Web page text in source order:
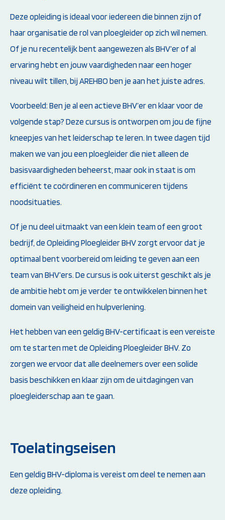
Deze opleiding is ideaal voor iedereen die binnen zijn of
haar organisatie de rol van ploegleider op zich wil nemen.
Of je nu recentelijk bent aangewezen als BHV’er of al
ervaring hebt en jouw vaardigheden naar een hoger
niveau wilt tillen, bij AREHBO ben je aan het juiste adres.
Voorbeeld: Ben je al een actieve BHV’er en klaar voor de
volgende stap? Deze cursus is ontworpen om jou de fijne
kneepjes van het leiderschap te leren. In twee dagen tijd
maken we van jou een ploegleider die niet alleen de
basisvaardigheden beheerst, maar ook in staat is om
efficiënt te coördineren en communiceren tijdens
noodsituaties.
Of je nu deel uitmaakt van een klein team of een groot
bedrijf, de Opleiding Ploegleider BHV zorgt ervoor dat je
optimaal bent voorbereid om leiding te geven aan een
team van BHV’ers. De cursus is ook uiterst geschikt als je
de ambitie hebt om je verder te ontwikkelen binnen het
domein van veiligheid en hulpverlening.
Het hebben van een geldig BHV-certificaat is een vereiste
om te starten met de Opleiding Ploegleider BHV. Zo
zorgen we ervoor dat alle deelnemers over een solide
basis beschikken en klaar zijn om de uitdagingen van
ploegleiderschap aan te gaan.
Toelatingseisen
Een geldig BHV-diploma is vereist om deel te nemen aan
deze opleiding.